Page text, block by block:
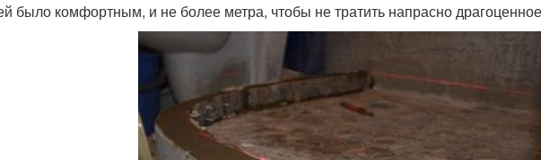
было комфортным, и не более метра, чтобы не тратить напрасно